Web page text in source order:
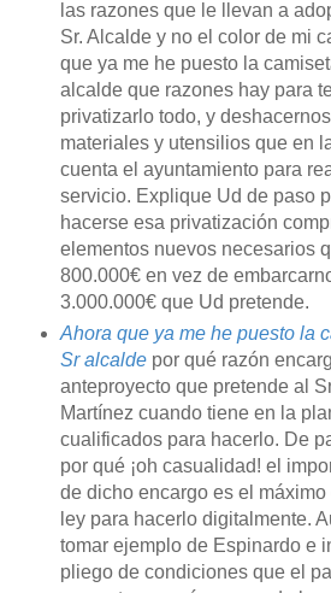
las razones que le llevan a
Sr. Alcalde y no el color de mi
que ya me he puesto la
alcalde que razones hay para
privatizarlo todo, y
materiales y utensilios que en
cuenta el ayuntamiento para
servicio. Explique Ud de paso
hacerse esa privatización
elementos nuevos necesarios
800.000€ en vez de
3.000.000€ que Ud pretende.
Ahora que ya me he puesto la
Sr alcaldepor qué razón
anteproyecto que pretende al
Martínez cuando tiene en la
cualificados para hacerlo. De
por qué ¡oh casualidad! el
de dicho encargo es el
ley para hacerlo digitalmente.
tomar ejemplo de Espinardo e
pliego de condiciones que el